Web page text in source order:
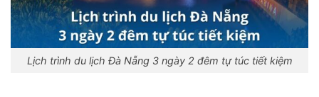
Lịch trình du lịch Đà Nẵng 3 ngày 2 đêm tự túc tiết kiệm